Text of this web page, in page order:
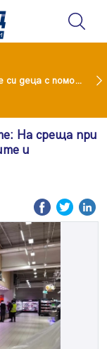
Майка уби четирите си деца с помощта на баба им, след което се самоуби
На среща при
и